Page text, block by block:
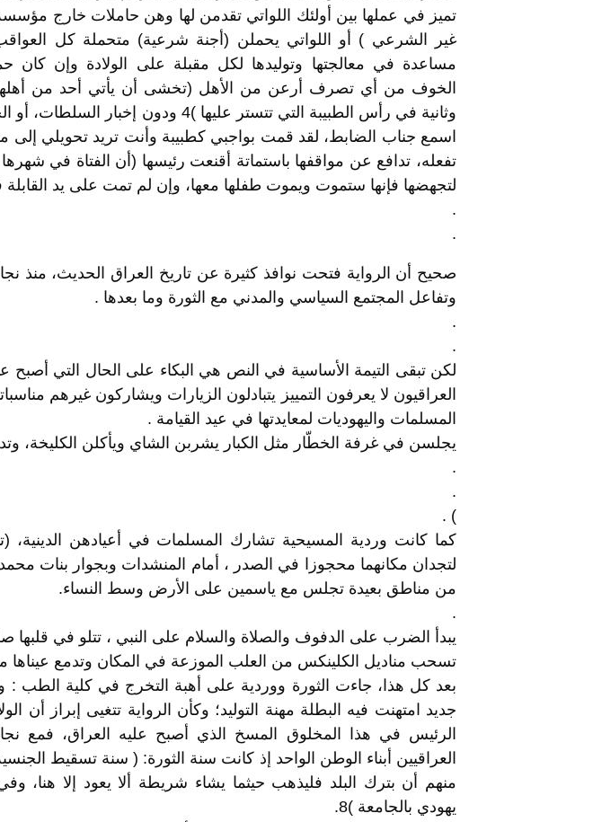
تميز في عملها بين أولئك اللواتي تقدمن لها وهن حاملات خارج
غير الشرعي ) أو اللواتي يحملن (أجنة شرعية) متحملة كل
مساعدة في معالجتها وتوليدها لكل مقبلة على الولادة وإن كان
الخوف من أي تصرف أرعن من الأهل (تخشى أن يأتي أحد من
وثانية في رأس الطبيبة التي تتستر عليها )4
تفعله، تدافع عن مواقفها باستماتة أقنعت رئيسها (أن الفتاة في شهرها
لتجهضها فإنها ستموت ويموت طفلها معها، وإن لم تمت على يد القابلة
.
.
صحيح أن الرواية فتحت نوافذ كثيرة عن تاريخ العراق الحديث، منذ
وتفاعل المجتمع السياسي والمدني مع الثورة وما بعدها .
.
.
لكن تبقى التيمة الأساسية في النص هي البكاء على الحال التي أصبح
العراقيون لا يعرفون التمييز يتبادلون الزيارات ويشاركون غيرهم
المسلمات واليهوديات لمعايدتها في عيد القيامة .
يجلسن في غرفة الخطّار مثل الكبار يشربن الشاي ويأكلن الكليخة،
.
.
) .
كما كانت وردية المسيحية تشارك المسلمات في أعيادهن الدينية،
لتجدان مكانهما محجوزا في الصدر ، أمام المنشدات وبجوار بنات محمد
من مناطق بعيدة تجلس مع ياسمين على الأرض وسط النساء.
.
يبدأ الضرب على الدفوف والصلاة والسلام على النبي ، تتلو في قلبها
تسحب مناديل الكلينكس من العلب الموزعة في المكان وتدمع عيناها
بعد كل هذا، جاءت الثورة ووردية على أهبة التخرج في كلية الطب :
جديد امتهنت فيه البطلة مهنة التوليد؛ وكأن الرواية تتغيى إبراز أن
الرئيس في هذا المخلوق المسخ الذي أصبح عليه العراق، فمع نجاح
العراقيين أبناء الوطن الواحد إذ كانت سنة الثورة: ( سنة تسقيط
منهم أن بترك البلد فليذهب حيثما يشاء شريطة ألا يعود إلا هنا،
يهودي بالجامعة )8.